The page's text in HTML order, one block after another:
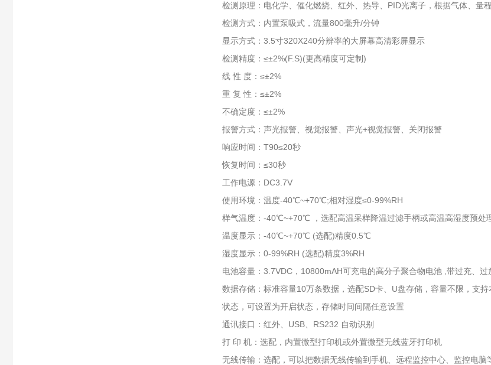
检测原理：电化学、催化燃烧、红外、热导、PID光离子，根据气体、量
检测方式：内置泵吸式，流量800毫升/分钟
显示方式：3.5寸320X240分辨率的大屏幕高清彩屏显示
检测精度：≤±2%(F.S)(更高精度可定制)
线 性 度：≤±2%
重 复 性：≤±2%
不确定度：≤±2%
报警方式：声光报警、视觉报警、声光+视觉报警、关闭报警
响应时间：T90≤20秒
恢复时间：≤30秒
工作电源：DC3.7V
使用环境：温度-40℃~+70℃;相对湿度≤0-99%RH
样气温度：-40℃~+70℃ ，选配高温采样降温过滤手柄或高温高湿度预处
温度显示：-40℃~+70℃ (选配)精度0.5℃
湿度显示：0-99%RH (选配)精度3%RH
电池容量：3.7VDC，10800mAH可充电的高分子聚合物电池 ,带过充、
数据存储：标准容量10万条数据，选配SD卡、U盘存储，容量不限，支
状态，可设置为开启状态，存储时间间隔任意设置
通讯接口：红外、USB、RS232 自动识别
打 印 机：选配，内置微型打印机或外置微型无线蓝牙打印机
无线传输：选配，可以把数据无线传输到手机、远程监控中心、监控电脑